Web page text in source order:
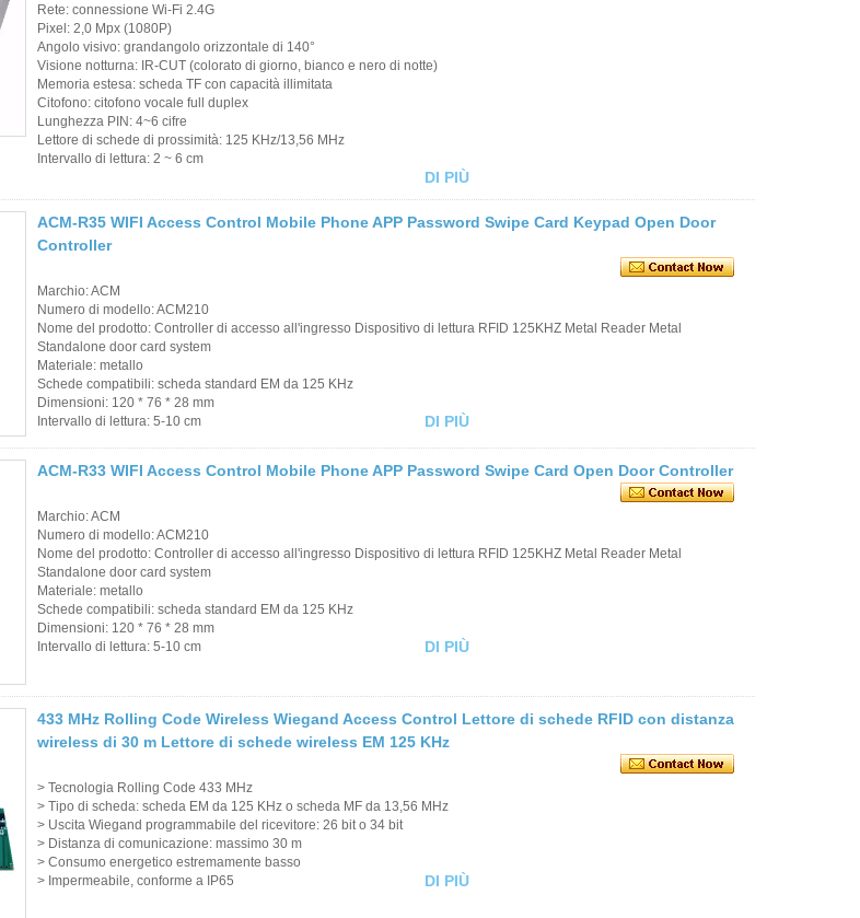
NFC/Foglio Prelam
Key Fob e
portachiavi RFID
Polsino RFID
/ Tag NFC
RFID/NFC/USB/QR
Lettore attivo UHF e
2.4G
Access Control
Controller di
accesso autonomo
Rete: connessione Wi-Fi 2.4G
Pixel: 2,0 Mpx (1080P)
Angolo visivo: grandangolo orizzontale di 140°
Visione notturna: IR-CUT (colorato di giorno, bianco e nero di notte)
Memoria estesa: scheda TF con capacità illimitata
Citofono: citofono vocale full duplex
Lunghezza PIN: 4~6 cifre
Lettore di schede di prossimità: 125 KHz/13,56 MHz
Intervallo di lettura: 2 ~ 6 cm
DI PIÙ
ACM-R35 WIFI Access Control Mobile Phone APP Password Swipe Card Keypad Open Door
Controller
Marchio: ACM
Numero di modello: ACM210
Nome del prodotto: Controller di accesso all'ingresso Dispositivo di lettura RFID 125KHZ Metal Reader Metal
Standalone door card system
Materiale: metallo
Schede compatibili: scheda standard EM da 125 KHz
Dimensioni: 120 * 76 * 28 mm
Intervallo di lettura: 5-10 cm
DI PIÙ
ACM-R33 WIFI Access Control Mobile Phone APP Password Swipe Card Open Door Controller
Marchio: ACM
Numero di modello: ACM210
Nome del prodotto: Controller di accesso all'ingresso Dispositivo di lettura RFID 125KHZ Metal Reader Metal
Standalone door card system
Materiale: metallo
Schede compatibili: scheda standard EM da 125 KHz
Dimensioni: 120 * 76 * 28 mm
Intervallo di lettura: 5-10 cm
DI PIÙ
433 MHz Rolling Code Wireless Wiegand Access Control Lettore di schede RFID con distanza
wireless di 30 m Lettore di schede wireless EM 125 KHz
> Tecnologia Rolling Code 433 MHz
> Tipo di scheda: scheda EM da 125 KHz o scheda MF da 13,56 MHz
> Uscita Wiegand programmabile del ricevitore: 26 bit o 34 bit
> Distanza di comunicazione: massimo 30 m
> Consumo energetico estremamente basso
> Impermeabile, conforme a IP65
DI PIÙ